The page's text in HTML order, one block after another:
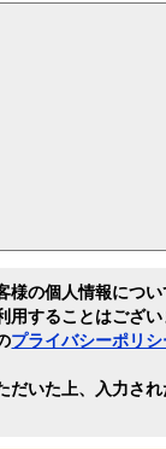
様の個人情報につ
用することはござ
プライバシーポリシ
だいた上、入力さ